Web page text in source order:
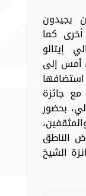
يجيدون
كما
إيتالو
أمس إلى
مع جائزة
بحضور
الناطق
الشيخ